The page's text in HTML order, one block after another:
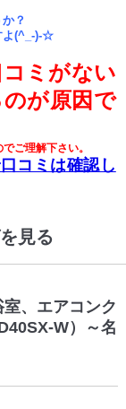
？
よ(^_-)-☆
ミがない
が原因で
ご理解下さい。
コミは確認し
見る
、エアコンク
W）～名